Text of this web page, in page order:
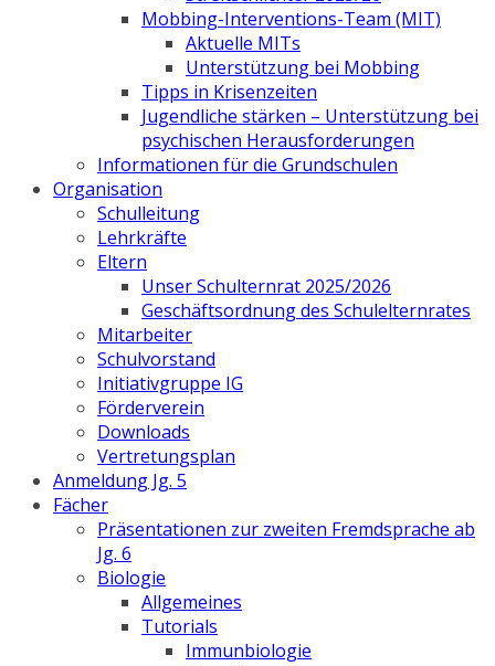
Mobbing-Interventions-Team (MIT)
Aktuelle MITs
Unterstützung bei Mobbing
Tipps in Krisenzeiten
Jugendliche stärken – Unterstützung bei
psychischen Herausforderungen
Informationen für die Grundschulen
Organisation
Schulleitung
Lehrkräfte
Eltern
Unser Schulternrat 2025/2026
Geschäftsordnung des Schulelternrates
Mitarbeiter
Schulvorstand
Initiativgruppe IG
Förderverein
Downloads
Vertretungsplan
Anmeldung Jg. 5
Fächer
Präsentationen zur zweiten Fremdsprache ab
Jg. 6
Biologie
Allgemeines
Tutorials
Immunbiologie